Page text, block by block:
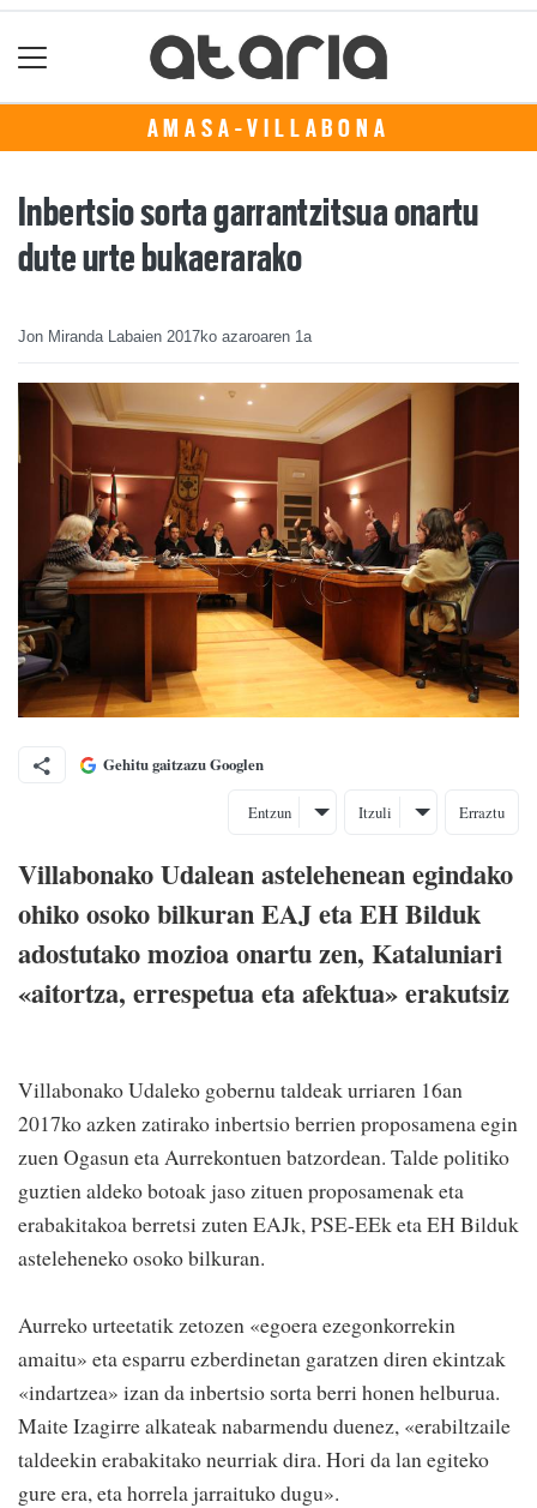
AMASA-VILLABONA
Inbertsio sorta garrantzitsua onartu
dute urte bukaerarako
Jon Miranda Labaien 2017ko azaroaren 1a
Gehitu gaitzazu Googlen
Entzun Itzuli Erraztu
Villabonako Udalean astelehenean egindako
ohiko osoko bilkuran EAJ eta EH Bilduk
adostutako mozioa onartu zen, Kataluniari
«aitortza, errespetua eta afektua» erakutsiz
Villabonako Udaleko gobernu taldeak urriaren 16an
2017ko azken zatirako inbertsio berrien proposamena egin
zuen Ogasun eta Aurrekontuen batzordean. Talde politiko
guztien aldeko botoak jaso zituen proposamenak eta
erabakitakoa berretsi zuten EAJk, PSE-EEk eta EH Bilduk
asteleheneko osoko bilkuran.
Aurreko urteetatik zetozen «egoera ezegonkorrekin
amaitu» eta esparru ezberdinetan garatzen diren ekintzak
«indartzea» izan da inbertsio sorta berri honen helburua.
Maite Izagirre alkateak nabarmendu duenez, «erabiltzaile
taldeekin erabakitako neurriak dira. Hori da lan egiteko
gure era, eta horrela jarraituko dugu».